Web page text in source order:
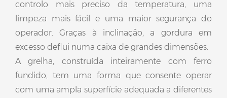
controlo mais preciso da temperatura, uma
limpeza mais fácil e uma maior segurança do
operador. Graças à inclinação, a gordura em
excesso deflui numa caixa de grandes dimensões.
A grelha, construída inteiramente com ferro
fundido, tem uma forma que consente operar
com uma ampla superfície adequada a diferentes